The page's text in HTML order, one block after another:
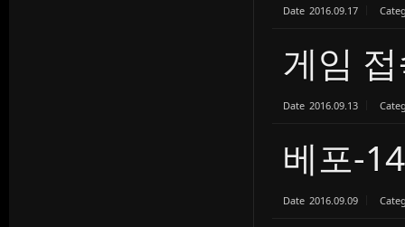
Date 2016.09.17
게임
Date 2016.09.13
베포-14
Date 2016.09.09